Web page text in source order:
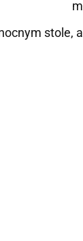
stole,